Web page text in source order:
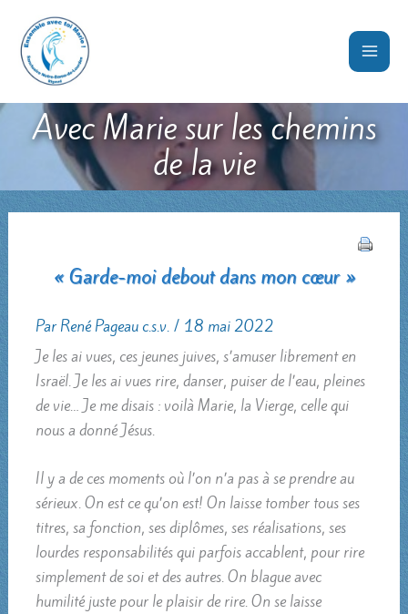
contenu
Avec Marie sur les chemins
de la vie
« Garde-moi debout dans mon cœur »
ParRené Pageau c.s.v. / 18 mai 2022
Je les ai vues, ces jeunes juives, s’amuser librement en
Israël. Je les ai vues rire, danser, puiser de l’eau, pleines
de vie… Je me disais : voilà Marie, la Vierge, celle qui
nous a donné Jésus.
Il y a de ces moments où l’on n’a pas à se prendre au
sérieux. On est ce qu’on est! On laisse tomber tous ses
titres, sa fonction, ses diplômes, ses réalisations, ses
lourdes responsabilités qui parfois accablent, pour rire
simplement de soi et des autres. On blague avec
humilité juste pour le plaisir de rire. On se laisse